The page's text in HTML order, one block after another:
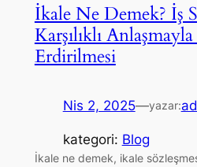
İkale Ne Demek? İş
Karşılıklı
Erdirilmesi
Nis 2, 2025—yazar:
kategori: Blog
İkale ne demek, ikale